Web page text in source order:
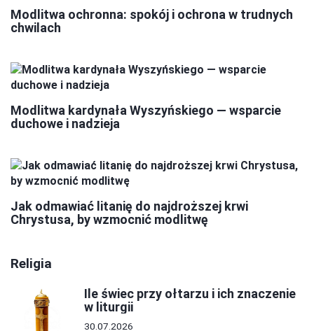
Modlitwa ochronna: spokój i ochrona w trudnych
chwilach
Modlitwa kardynała Wyszyńskiego — wsparcie
duchowe i nadzieja
Jak odmawiać litanię do najdroższej krwi
Chrystusa, by wzmocnić modlitwę
Religia
Ile świec przy ołtarzu i ich znaczenie
w liturgii
30.07.2026